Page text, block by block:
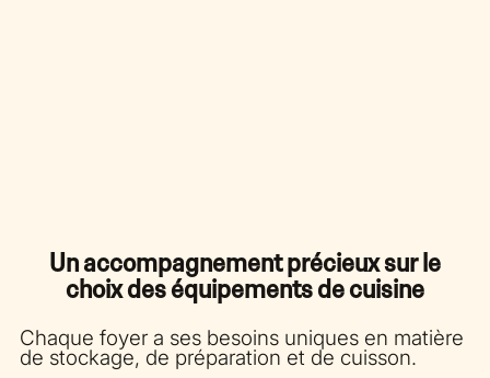
Un accompagnement précieux sur le
choix des équipements de cuisine
Chaque foyer a ses besoins uniques en matière
de stockage, de préparation et de cuisson.